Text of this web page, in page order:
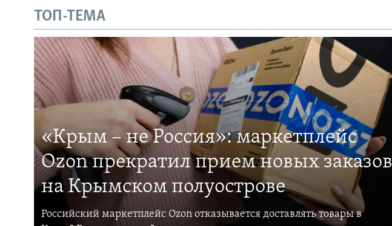
ТОП-ТЕМА
«Крым – не Россия»: маркетплейс
Ozon прекратил прием новых заказов
на Крымском полуострове
Российский маркетплейс Ozon отказывается доставлять товары в